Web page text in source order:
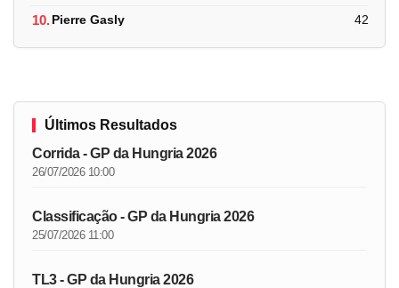
10.Pierre Gasly 42
Últimos Resultados
Corrida - GP da Hungria 2026
26/07/2026 10:00
Classificação - GP da Hungria 2026
25/07/2026 11:00
TL3 - GP da Hungria 2026